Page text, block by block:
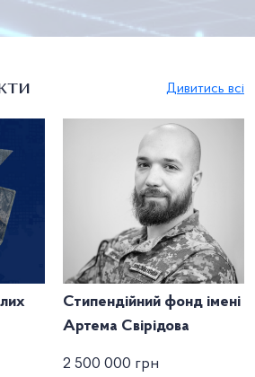
Дивитись всі
Стипендійний фонд імені
Артема Свірідова
2 500 000 грн